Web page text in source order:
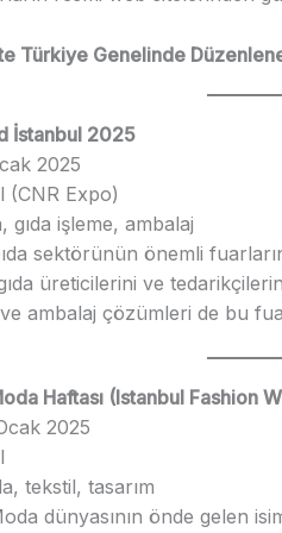
Türkiye Genelinde
İstanbul 2025
2025
(CNR Expo)
gıda işleme, ambalaj
sektörünün önemli
üreticilerini ve
ambalaj çözümleri de bu
Haftası (Istanbul Fashion
2025
tekstil, tasarım
dünyasının önde gelen